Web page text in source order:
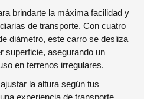
brindarte la máxima facilidad y
de transporte. Con cuatro
diámetro, este carro se desliza
superficie, asegurando un
en terrenos irregulares.
la altura según tus